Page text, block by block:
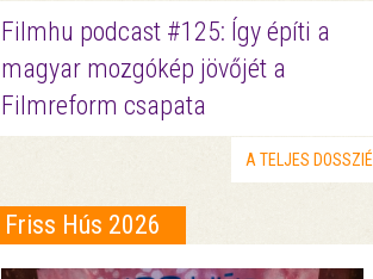
Filmhu podcast #125: Így építi a
magyar mozgókép jövőjét a
Filmreform csapata
A TELJES DOSSZIÉ
Friss Hús 2026